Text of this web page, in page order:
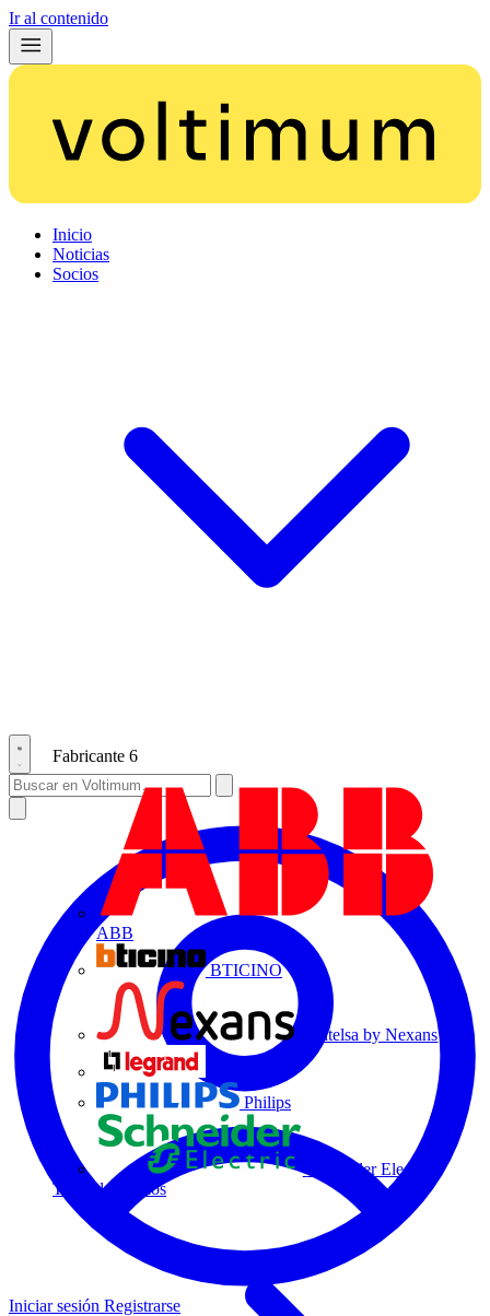
Ir al contenido
Inicio
Noticias
Socios
Fabricante 6
ABB
BTICINO
Centelsa by Nexans
Philips
Schneider Electric
Todos los socios
Iniciar sesión Registrarse